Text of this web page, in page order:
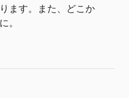
ます。また、どこか
。